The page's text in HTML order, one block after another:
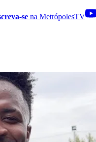
se na MetrópolesTV